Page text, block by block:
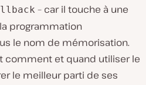
– car il touche à une
programmation
le nom de mémorisation.
comment et quand utiliser le
le meilleur parti de ses